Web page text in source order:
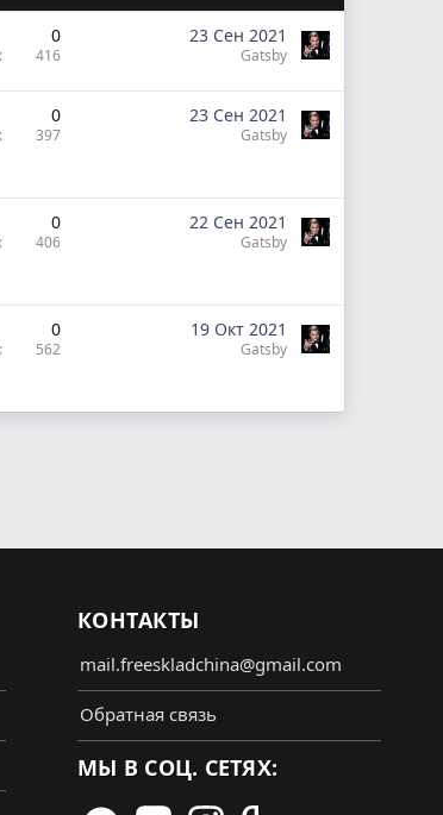
0
416
23 Сен 2021
Gatsby
0
397
23 Сен 2021
Gatsby
0
406
22 Сен 2021
Gatsby
0
562
19 Окт 2021
Gatsby
КОНТАКТЫ
mail.freeskladchina@gmail.com
Обратная связь
МЫ В СОЦ. СЕТЯХ: